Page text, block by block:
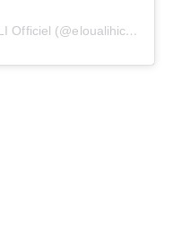
A post shared by Hicham EL OUALI Officiel (@eloualihicham)